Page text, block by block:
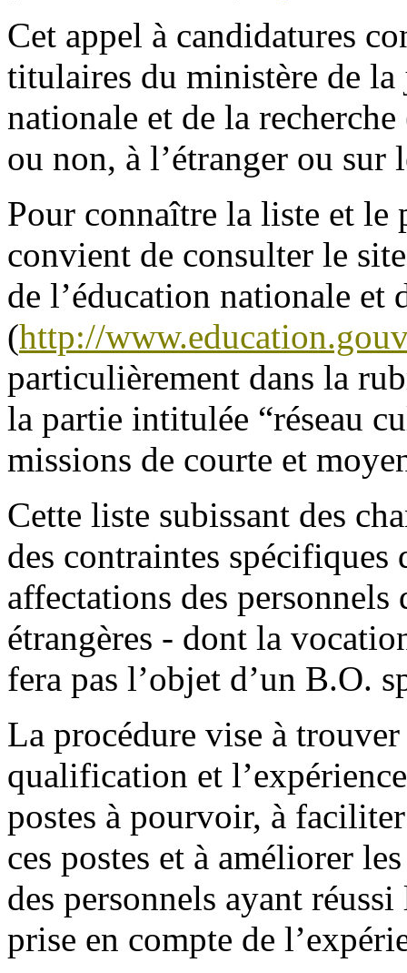
Cet appel à candidatures
titulaires du ministère de la
nationale et de la
ou non, à l’étranger ou
Pour connaître la liste et
convient de consulter le
de l’éducation nationale et
(http://
particulièrement dans la
la partie intitulée “réseau
missions de courte et
Cette liste subissant des
des contraintes spécifiques
affectations des
étrangères - dont la
fera pas l’objet d’un B.O.
La procédure vise à
qualification et
postes à pourvoir, à
ces postes et à améliorer
des personnels ayant
prise en compte de